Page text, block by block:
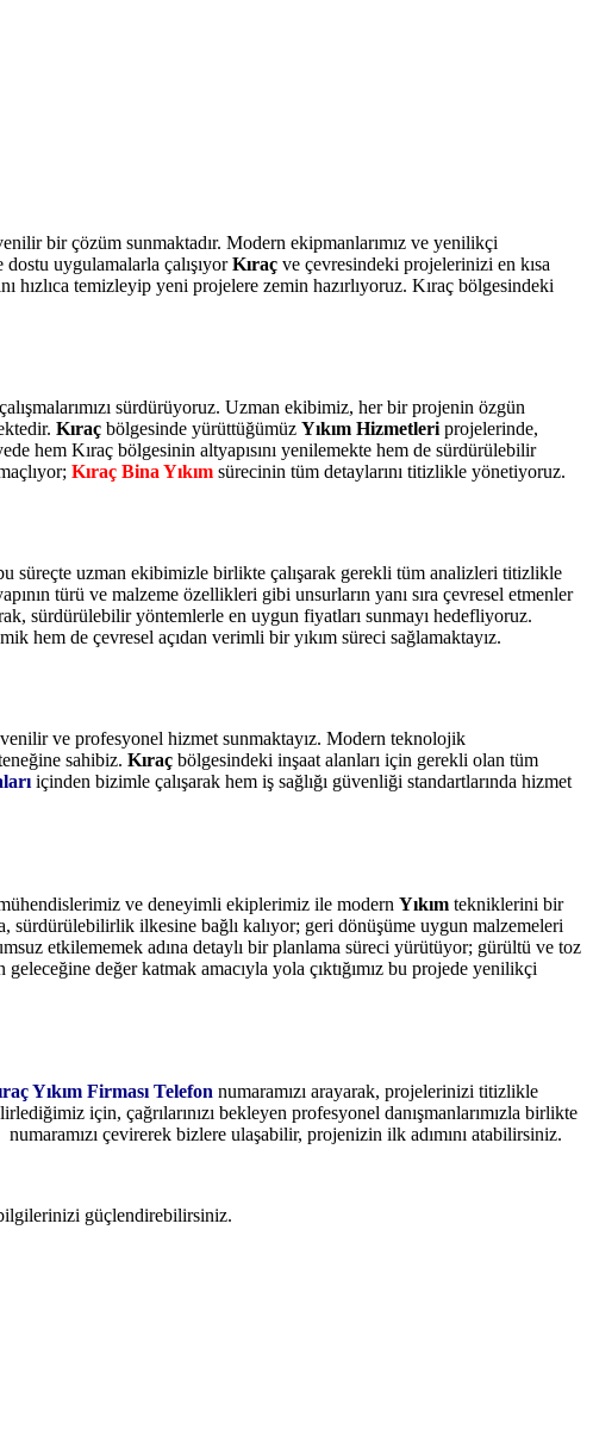
bir çözüm sunmaktadır. Modern ekipmanlarımız ve yenilikçi
uygulamalarla çalışıyorKıraç ve çevresindeki projelerinizi en kısa
hızlıca temizleyip yeni projelere zemin hazırlıyoruz. Kıraç bölgesindeki
sürdürüyoruz. Uzman ekibimiz, her bir projenin özgün
Kıraç bölgesinde yürüttüğümüz Yıkım Hizmetleriprojelerinde,
hem Kıraç bölgesinin altyapısını yenilemekte hem de sürdürülebilir
Kıraç Bina Yıkım sürecinin tüm detaylarını titizlikle yönetiyoruz.
süreçte uzman ekibimizle birlikte çalışarak gerekli tüm analizleri titizlikle
türü ve malzeme özellikleri gibi unsurların yanı sıra çevresel etmenler
sürdürülebilir yöntemlerle en uygun fiyatları sunmayı hedefliyoruz.
hem de çevresel açıdan verimli bir yıkım süreci sağlamaktayız.
ve profesyonel hizmet sunmaktayız. Modern teknolojik
sahibiz. Kıraç bölgesindeki inşaat alanları için gerekli olan tüm
içinden bizimle çalışarak hem iş sağlığı güvenliği standartlarında hizmet
ve deneyimli ekiplerimiz ile modern Yıkım tekniklerini bir
sürdürülebilirlik ilkesine bağlı kalıyor; geri dönüşüme uygun malzemeleri
etkilememek adına detaylı bir planlama süreci yürütüyor; gürültü ve toz
geleceğine değer katmak amacıyla yola çıktığımız bu projede yenilikçi
Yıkım Firması Telefon numaramızı arayarak, projelerinizi titizlikle
için, çağrılarınızı bekleyen profesyonel danışmanlarımızla birlikte
numaramızı çevirerek bizlere ulaşabilir, projenizin ilk adımını atabilirsiniz.
güçlendirebilirsiniz.